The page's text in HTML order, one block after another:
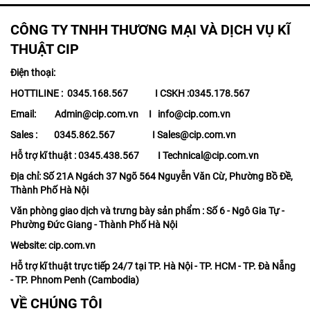
CÔNG TY TNHH THƯƠNG MẠI VÀ DỊCH VỤ KĨ
THUẬT CIP
Điện thoại:
HOTTILINE : 0345.168.567 I CSKH :0345.178.567
Email: Admin@cip.com.vn I info@cip.com.vn
Sales : 0345.862.567 I Sales@cip.com.vn
Hỗ trợ kĩ thuật : 0345.438.567 I Technical@cip.com.vn
Địa chỉ: Số 21A Ngách 37 Ngõ 564 Nguyễn Văn Cừ, Phường Bồ Đề,
Thành Phố Hà Nội
Văn phòng giao dịch và trưng bày sản phẩm : Số 6 - Ngô Gia Tự -
Phường Đức Giang - Thành Phố Hà Nội
Website: cip.com.vn
Hỗ trợ kĩ thuật trực tiếp 24/7 tại TP. Hà Nội - TP. HCM - TP. Đà Nẵng
- TP. Phnom Penh (Cambodia)
VỀ CHÚNG TÔI